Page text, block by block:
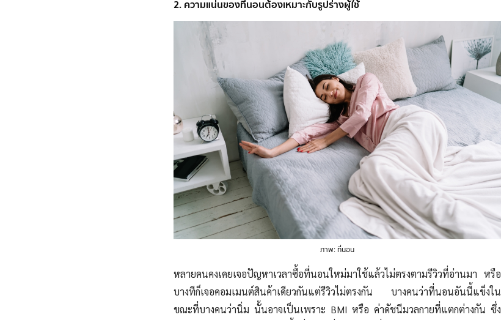
2. ความแน่นของที่นอนต้องเหมาะกับรูปร่างผู้ใช้
ภาพ: ที่นอน
หลายคนคงเคยเจอปัญหาเวลาซื้อที่นอนใหม่มาใช้แล้วไม่ตรงตามรีวิวที่อ่านมา หรือ
บางทีก็เจอคอมเมนต์สินค้าเดียวกันแต่รีวิวไม่ตรงกัน บางคนว่าที่นอนอันนี้แข็งใน
ขณะที่บางคนว่านิ่ม นั้นอาจเป็นเพราะ BMI หรือ ค่าดัชนีมวลกายที่แตกต่างกัน ซึ่ง